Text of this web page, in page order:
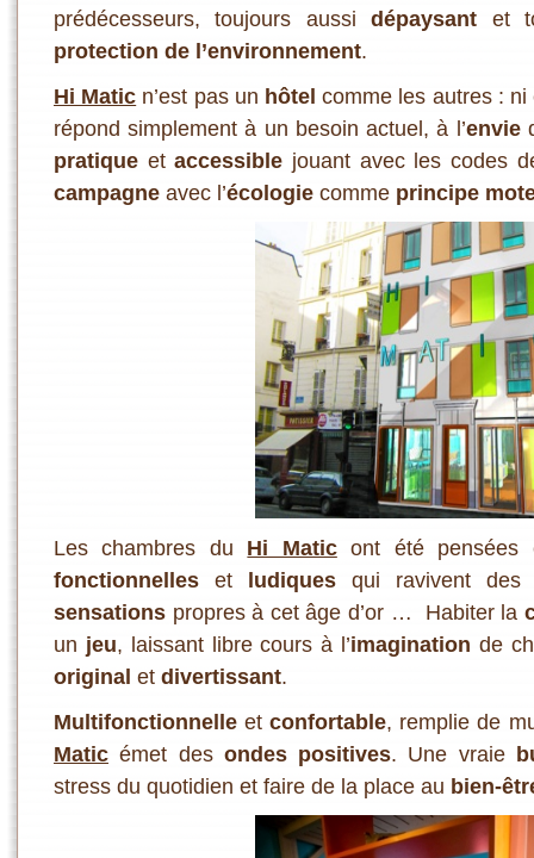
prédécesseurs, toujours aussidépaysant et
protection de l’environnement.
Hi Matic n’est pas un hôtel comme les autres :
répond simplement à un besoin actuel, à l’envie
pratique etaccessible jouant avec les codes
campagne avec l’écologie comme principe
Les chambres du Hi Maticont été pensées
fonctionnelles et ludiques qui ravivent
sensations propres à cet âge d’or … Habiter la
un jeu, laissant libre cours à l’imagination de
original et divertissant.
Multifonctionnelle etconfortable, remplie de
Matic émet des ondes positives. Une vraie
stress du quotidien et faire de la place au bien-